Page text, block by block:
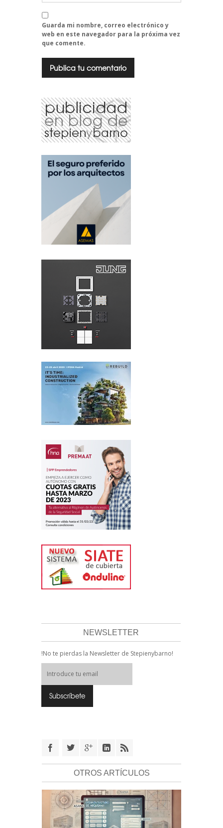
Guarda mi nombre, correo electrónico y
web en este navegador para la próxima vez
que comente.
NEWSLETTER
!No te pierdas la Newsletter de Stepienybarno!
OTROS ARTÍCULOS